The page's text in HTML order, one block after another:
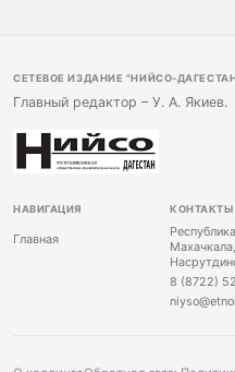
СЕТЕВОЕ ИЗДАНИЕ "НИЙСО-
Главный редактор – У. А. Якиев.
НАВИГАЦИЯ
Главная
КОНТАКТЫ
8 (8722)